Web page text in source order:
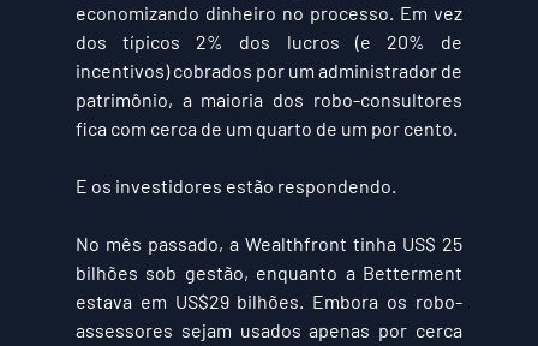
economizando dinheiro no processo. Em vez
dos típicos 2% dos lucros (e 20% de
incentivos) cobrados por um administrador de
patrimônio, a maioria dos robo-consultores
fica com cerca de um quarto de um por cento.
E os investidores estão respondendo.
No mês passado, a Wealthfront tinha US$ 25
bilhões sob gestão, enquanto a Betterment
estava em US$29 bilhões. Embora os robo-
assessores sejam usados ​​apenas por cerca